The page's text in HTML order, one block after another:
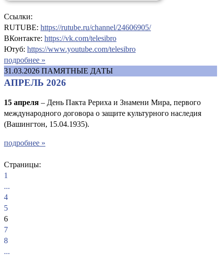
Ссылки:
RUTUBE: https://rutube.ru/channel/24606905/
ВКонтакте: https://vk.com/telesibro
Ютуб: https://www.youtube.com/telesibro
подробнее »
31.03.2026 ПАМЯТНЫЕ ДАТЫ
АПРЕЛЬ 2026
15 апреля – День Пакта Рериха и Знамени Мира, первого
международного договора о защите культурного наследия
(Вашингтон, 15.04.1935).
подробнее »
Страницы:
1
...
4
5
6
7
8
...